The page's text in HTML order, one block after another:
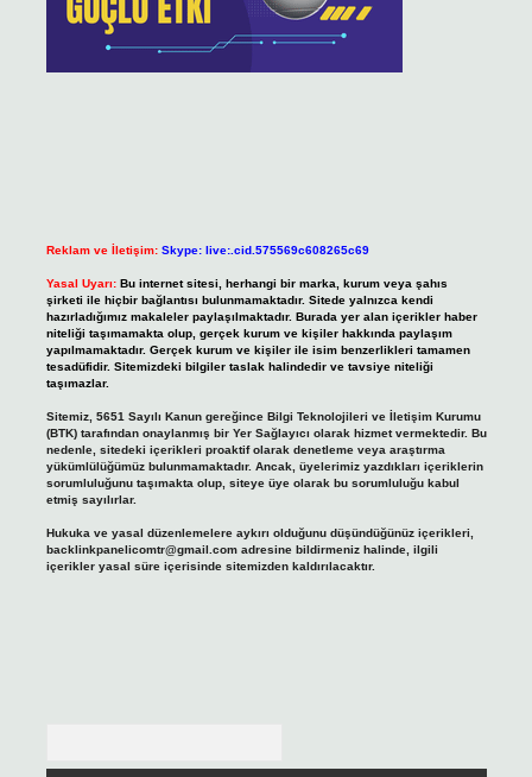
Reklam ve İletişim: Skype: live:.cid.575569c608265c69
Yasal Uyarı: Bu internet sitesi, herhangi bir marka, kurum veya şahıs
şirketi ile hiçbir bağlantısı bulunmamaktadır. Sitede yalnızca kendi
hazırladığımız makaleler paylaşılmaktadır. Burada yer alan içerikler haber
niteliği taşımamakta olup, gerçek kurum ve kişiler hakkında paylaşım
yapılmamaktadır. Gerçek kurum ve kişiler ile isim benzerlikleri tamamen
tesadüfidir. Sitemizdeki bilgiler taslak halindedir ve tavsiye niteliği
taşımazlar.
Sitemiz, 5651 Sayılı Kanun gereğince Bilgi Teknolojileri ve İletişim Kurumu
(BTK) tarafından onaylanmış bir Yer Sağlayıcı olarak hizmet vermektedir. Bu
nedenle, sitedeki içerikleri proaktif olarak denetleme veya araştırma
yükümlülüğümüz bulunmamaktadır. Ancak, üyelerimiz yazdıkları içeriklerin
sorumluluğunu taşımakta olup, siteye üye olarak bu sorumluluğu kabul
etmiş sayılırlar.
Hukuka ve yasal düzenlemelere aykırı olduğunu düşündüğünüz içerikleri,
backlinkpanelicomtr@gmail.comadresine bildirmeniz halinde, ilgili
içerikler yasal süre içerisinde sitemizden kaldırılacaktır.